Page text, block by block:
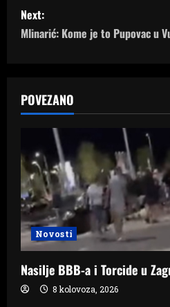
t
a
v
i
g
a
t
i
o
Next:
Mlinarić: Kome je to Pupovac u
POVEZANO
Novosti
Nasilje BBB-a i Torcide u
8 kolovoza, 2026